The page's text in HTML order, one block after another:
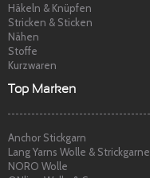
Häkeln & Knüpfen
Stricken & Sticken
Nähen
Stoffe
Kurzwaren
Top Marken
Anchor Stickgarn
Lang Yarns Wolle & Strickgarne
NORO Wolle